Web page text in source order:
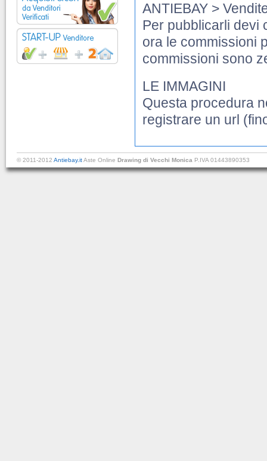
ANTIEBAY >
Per pubblicarli devi
ora le commissioni
commissioni sono
LE IMMAGINI
Questa procedura
registrare un url
© 2011-2012 Antiebay.itAste Online Drawing di Vecchi Monica P.IVA 01443890353